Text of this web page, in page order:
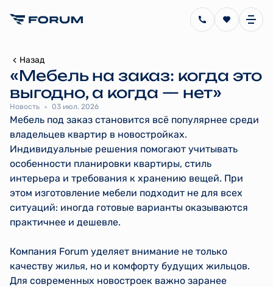
Назад
«Мебель на заказ: когда это
выгодно, а когда — нет»
Новость 03 июл. 2026
Мебель под заказ становится всё популярнее среди
владельцев квартир в новостройках.
Индивидуальные решения помогают учитывать
особенности планировки квартиры, стиль
интерьера и требования к хранению вещей. При
этом изготовление мебели подходит не для всех
ситуаций: иногда готовые варианты оказываются
практичнее и дешевле.
Компания Forum уделяет внимание не только
качеству жилья, но и комфорту будущих жильцов.
Для современных новостроек важно заранее